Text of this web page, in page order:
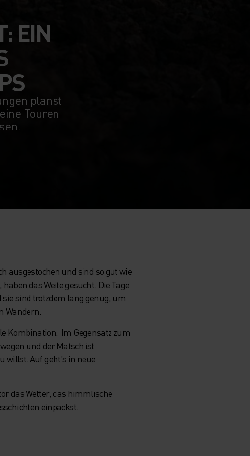
EIN
planst
Touren
ausgestochen und sind so gut wie
das Weite gesucht. Die Tage
sind trotzdem lang genug, um
Wandern.
Kombination. Im Gegensatz zum
und der Matsch ist
willst. Auf geht’s in neue
das Wetter, das himmlische
einpackst.